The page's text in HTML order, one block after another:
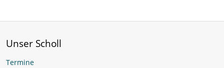
Unser Scholl
Termine